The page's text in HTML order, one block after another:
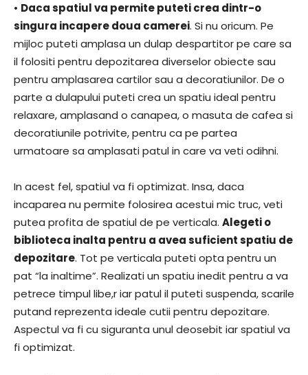
• Daca spatiul va permite puteti crea dintr-o
singura incapere doua camerei. Si nu oricum. Pe
mijloc puteti amplasa un dulap despartitor pe care sa
il folositi pentru depozitarea diverselor obiecte sau
pentru amplasarea cartilor sau a decoratiunilor. De o
parte a dulapului puteti crea un spatiu ideal pentru
relaxare, amplasand o canapea, o masuta de cafea si
decoratiunile potrivite, pentru ca pe partea
urmatoare sa amplasati patul in care va veti odihni.
In acest fel, spatiul va fi optimizat. Insa, daca
incaparea nu permite folosirea acestui mic truc, veti
putea profita de spatiul de pe verticala. Alegeti o
biblioteca inalta pentru a avea suficient spatiu de
depozitare. Tot pe verticala puteti opta pentru un
pat “la inaltime”. Realizati un spatiu inedit pentru a va
petrece timpul libe,r iar patul il puteti suspenda, scarile
putand reprezenta ideale cutii pentru depozitare.
Aspectul va fi cu siguranta unul deosebit iar spatiul va
fi optimizat.